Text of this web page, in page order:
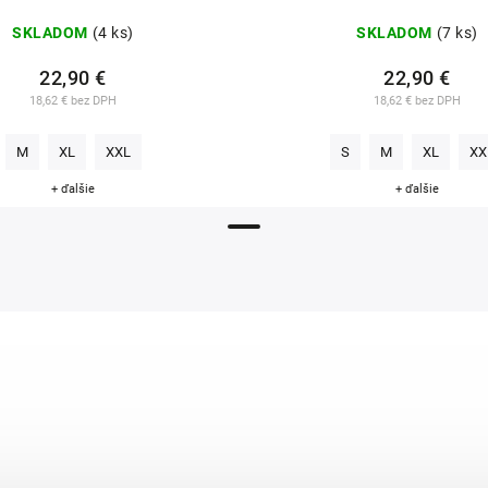
SKLADOM (4 ks)
18,62 € bez DPH
22,90 €
M XL XXL
+ ďalšie
SKLADOM (7 ks)
18,62 € bez DPH
22,90 €
S M XL
+ ďalšie